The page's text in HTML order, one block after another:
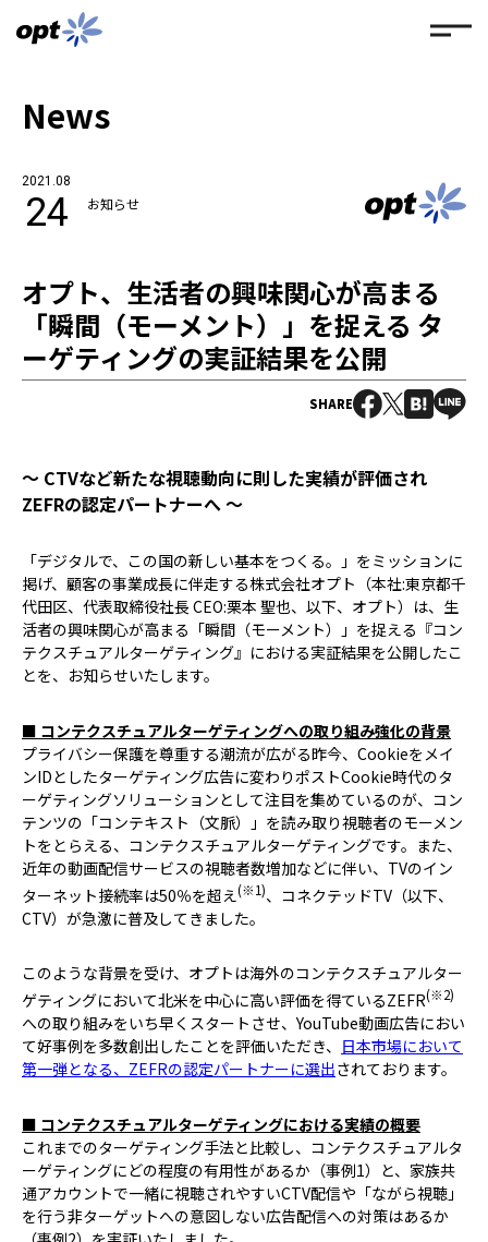
News
2021.08
24 お知らせ
オプト、生活者の興味関心が高まる
「瞬間（モーメント）」を捉える タ
ーゲティングの実証結果を公開
SHARE
〜 CTVなど新たな視聴動向に則した実績が評価され
ZEFRの認定パートナーへ 〜
「デジタルで、この国の新しい基本をつくる。」をミッションに
掲げ、顧客の事業成長に伴走する株式会社オプト（本社:東京都千
代田区、代表取締役社長 CEO:栗本 聖也、以下、オプト）は、生
活者の興味関心が高まる「瞬間（モーメント）」を捉える『コン
テクスチュアルターゲティング』における実証結果を公開したこ
とを、お知らせいたします。
■ コンテクスチュアルターゲティングへの取り組み強化の背景
プライバシー保護を尊重する潮流が広がる昨今、Cookieをメイ
ンIDとしたターゲティング広告に変わりポストCookie時代のタ
ーゲティングソリューションとして注目を集めているのが、コン
テンツの「コンテキスト（文脈）」を読み取り視聴者のモーメン
トをとらえる、コンテクスチュアルターゲティングです。また、
近年の動画配信サービスの視聴者数増加などに伴い、TVのイン
ターネット接続率は50％を超え(※1)、コネクテッドTV（以下、
CTV）が急激に普及してきました。
このような背景を受け、オプトは海外のコンテクスチュアルター
ゲティングにおいて北米を中心に高い評価を得ているZEFR(※2)
への取り組みをいち早くスタートさせ、YouTube動画広告におい
て好事例を多数創出したことを評価いただき、 日本市場において
第一弾となる、ZEFRの認定パートナーに選出されております。
■ コンテクスチュアルターゲティングにおける実績の概要
これまでのターゲティング手法と比較し、コンテクスチュアルタ
ーゲティングにどの程度の有用性があるか（事例1）と、家族共
通アカウントで一緒に視聴されやすいCTV配信や「ながら視聴」
を行う非ターゲットへの意図しない広告配信への対策はあるか